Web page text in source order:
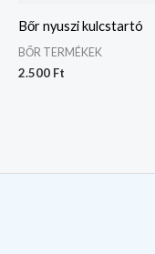
Bőr nyuszi kulcstartó
BŐR TERMÉKEK
2.500 Ft